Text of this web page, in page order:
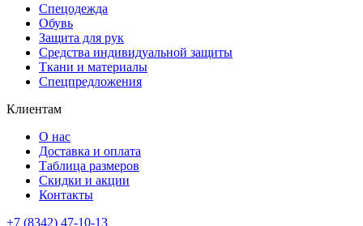
Спецодежда
Обувь
Защита для рук
Средства индивидуальной защиты
Ткани и материалы
Спецпредложения
Клиентам
О нас
Доставка и оплата
Таблица размеров
Скидки и акции
Контакты
+7 (8342) 47-10-13